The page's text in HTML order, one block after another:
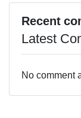
Recent
Latest
No comment